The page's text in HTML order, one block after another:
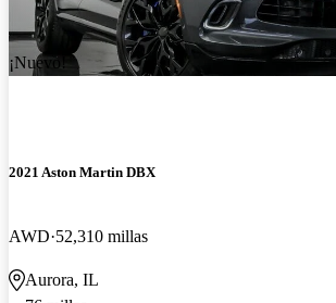
¡Nuevo!
2021 Aston Martin DBX
AWD 52,310 millas
Aurora, IL